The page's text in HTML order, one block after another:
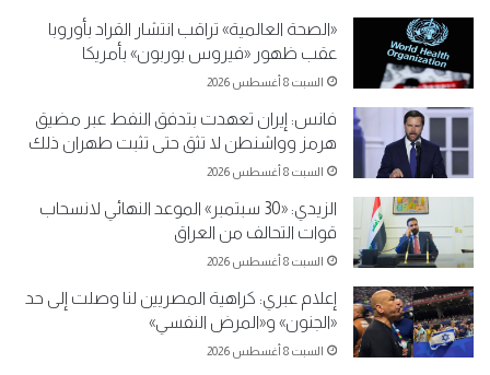
«الصحة العالمية» تراقب انتشار القراد بأوروبا
عقب ظهور «فيروس بوربون» بأمريكا
السبت 8 أغسطس 2026
فانس: إيران تعهدت بتدفق النفط عبر مضيق
هرمز وواشنطن لا تثق حتى تثبت طهران ذلك
السبت 8 أغسطس 2026
الزيدي: «30 سبتمبر» الموعد النهائي لانسحاب
قوات التحالف من العراق
السبت 8 أغسطس 2026
إعلام عبري: كراهية المصريين لنا وصلت إلى حد
«الجنون» و«المرض النفسي»
السبت 8 أغسطس 2026